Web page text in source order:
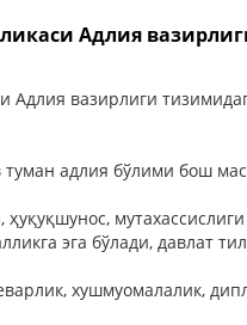
Адлия
Адлия вазирлиги
адлия бўлими бош
эга бўлади, давлат
хушмуомалалик,